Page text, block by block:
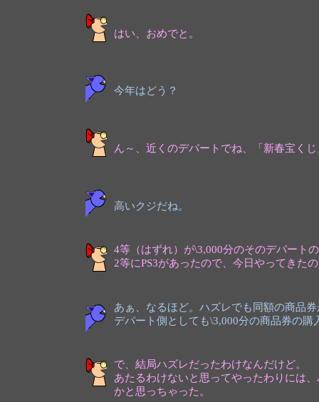
はい、おめでと。
今年はどう？
ん～、近くのデパートでね、「新春宝く
高いクジだね。
4等（はずれ）が\3,000分のそのデパート
2等にPS3があったので、今日やってきた
あぁ、なるほど。ハズレでも同額の商品
デパート側としても\3,000分の商品券の
で、結局ハズレだったわけなんだけど。
あたるわけないと思ってやったわりには
かと思っちゃった。